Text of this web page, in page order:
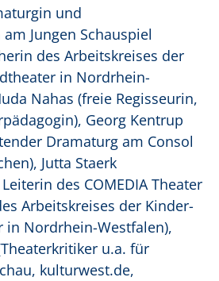
und
Jungen Schauspiel
des Arbeitskreises der
in Nordrhein-
Nahas (freie Regisseurin,
Georg Kentrup
Dramaturg am Consol
Jutta Staerk
des COMEDIA Theater
Arbeitskreises der Kinder-
in Nordrhein-Westfalen),
u.a. für
kulturwest.de,